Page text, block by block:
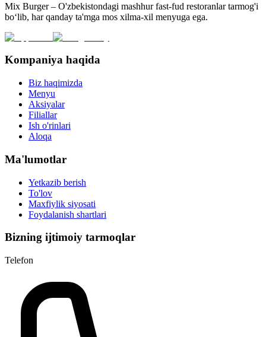
Mix Burger – O'zbekistondagi mashhur fast-fud restoranlar tarmog'i
bo‘lib, har qanday ta'mga mos xilma-xil menyuga ega.
Kompaniya haqida
Biz haqimizda
Menyu
Aksiyalar
Filiallar
Ish o'rinlari
Aloqa
Ma'lumotlar
Yetkazib berish
To'lov
Maxfiylik siyosati
Foydalanish shartlari
Bizning ijtimoiy tarmoqlar
Telefon